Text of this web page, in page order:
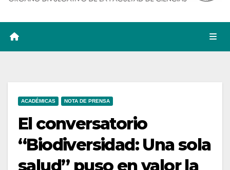
ACADÉMICAS NOTA DE PRENSA
El conversatorio
“Biodiversidad: Una sola
salud” puso en valor la